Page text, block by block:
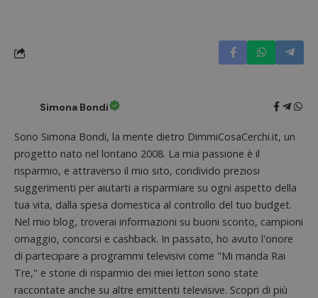
Simona Bondi
Sono Simona Bondi, la mente dietro DimmiCosaCerchi.it, un
progetto nato nel lontano 2008. La mia passione è il
risparmio, e attraverso il mio sito, condivido preziosi
suggerimenti per aiutarti a risparmiare su ogni aspetto della
tua vita, dalla spesa domestica al controllo del tuo budget.
Nel mio blog, troverai informazioni su buoni sconto, campioni
omaggio, concorsi e cashback. In passato, ho avuto l'onore
di partecipare a programmi televisivi come "Mi manda Rai
Tre," e storie di risparmio dei miei lettori sono state
raccontate anche su altre emittenti televisive. Scopri di più